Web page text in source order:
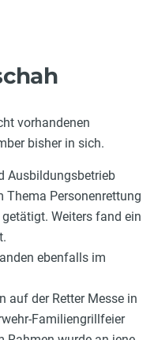
vorhandenen
bisher in sich.
Ausbildungsbetrieb
Thema Personenrettung
Weiters fand ein
ebenfalls im
auf der Retter Messe in
Familiengrillfeier